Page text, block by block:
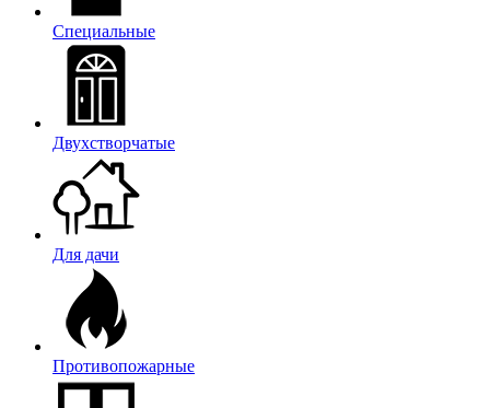
Специальные
Двухстворчатые
Для дачи
Противопожарные